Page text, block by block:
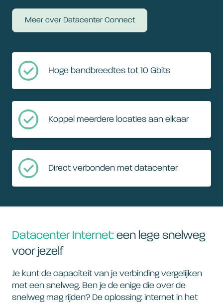
Meer over Datacenter Connect
Hoge bandbreedtes tot 10 Gbits
Koppel meerdere locaties aan elkaar
Direct verbonden met datacenter
Datacenter Internet: een lege snelweg
voor jezelf
Je kunt de capaciteit van je verbinding vergelijken
met een snelweg. Ben je de enige die over de
snelweg mag rijden? De oplossing: internet in het